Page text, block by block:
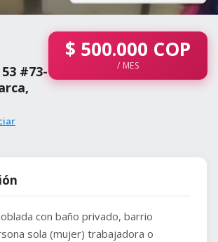
#73-
$ 500.000 COP
/ MES
con baño privado, barrio
sola (mujer) trabajadora o